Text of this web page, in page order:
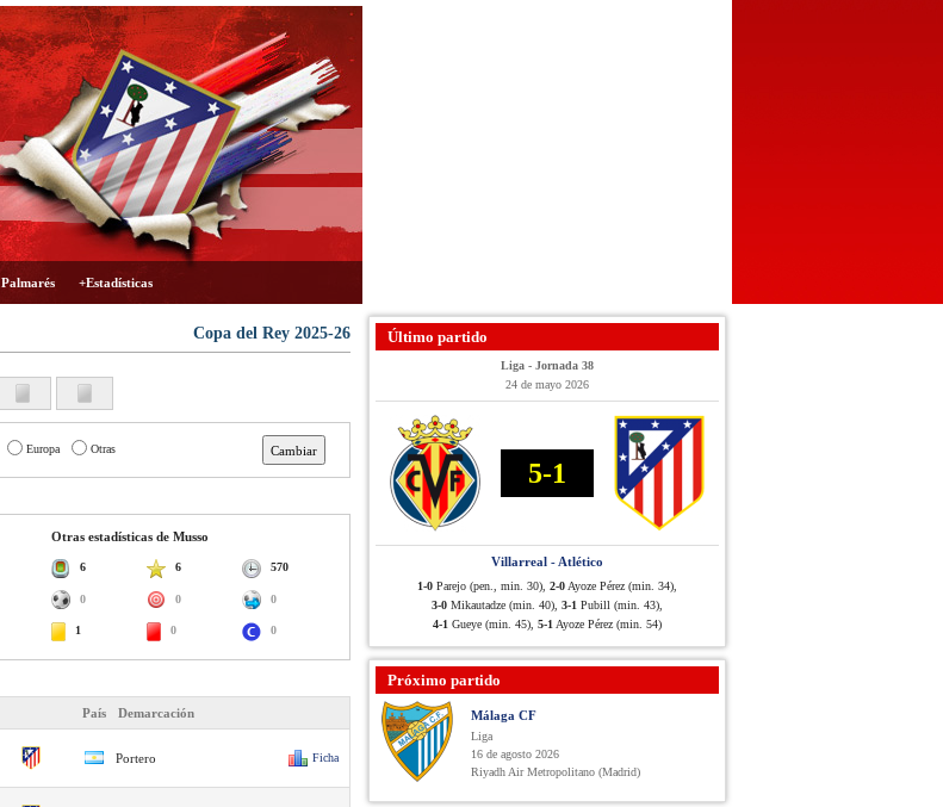
Palmarés +Estadísticas
Copa del Rey 2025-26
Europa Otras
Otras estadísticas de Musso
6 6 570
0 0 0
1 0 0
País Demarcación
Portero Ficha
Último partido
Liga - Jornada 38
24 de mayo 2026
5-1
Villarreal - Atlético
1-0 Parejo (pen., min. 30), 2-0 Ayoze Pérez (min. 34),
3-0 Mikautadze (min. 40), 3-1 Pubill (min. 43),
4-1 Gueye (min. 45), 5-1 Ayoze Pérez (min. 54)
Próximo partido
Málaga CF
Liga
16 de agosto 2026
Riyadh Air Metropolitano (Madrid)